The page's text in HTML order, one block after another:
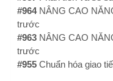
Câu hỏi, thảo luận